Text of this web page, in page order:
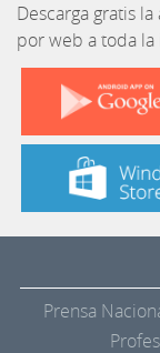
Descarga gratis
por web a toda
Prensa